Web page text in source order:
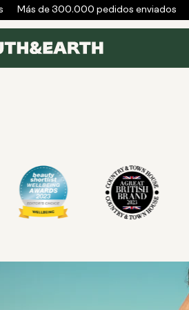
Más de 300.000 pedidos enviados